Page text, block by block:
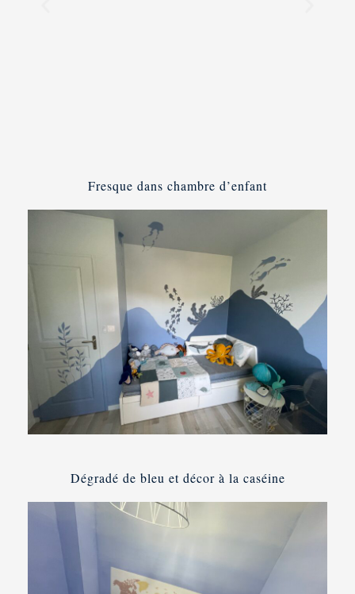
Fresque dans chambre d’enfant
Dégradé de bleu et décor à la caséine